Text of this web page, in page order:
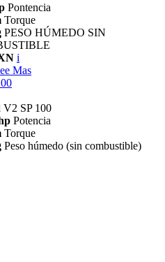
Pontencia
Torque
PESO HÚMEDO SIN
i
Mas
V2 SP 100
Potencia
Torque
Peso húmedo (sin combustible)